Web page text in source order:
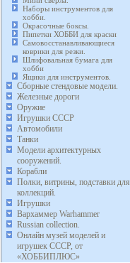
Наборы инструментов для
хобби.
Окрасочные боксы.
Пипетки ХОББИ для краски
Самовосстанавливающиеся
коврики для резки.
Шлифовальная бумага для
хобби
Ящики для инструментов.
Сборные стендовые модели.
Железные дороги
Оружие
Игрушки СССР
Автомобили
Танки
Модели архитектурных
сооружений.
Корабли
Полки, витрины, подставки для
коллекций.
Игрушки
Вархаммер Warhammer
Russian collection.
Онлайн музей моделей и
игрушек СССР, от
«ХОББИПЛЮС»